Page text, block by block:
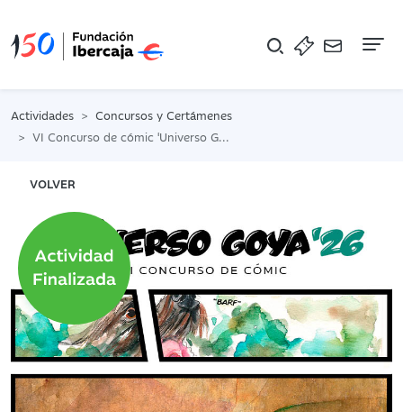
Actividades
Concursos y Certámenes
VI Concurso de cómic 'Universo Goya'
VOLVER